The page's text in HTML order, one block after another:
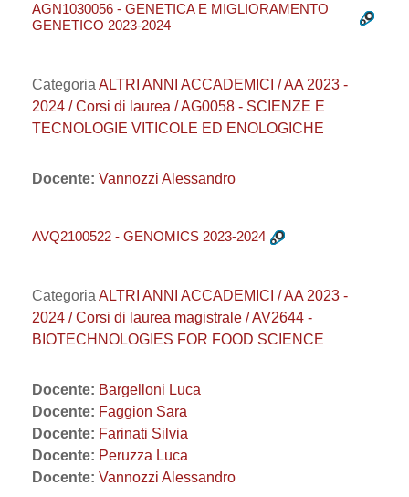
AGN1030056 - GENETICA E MIGLIORAMENTO
GENETICO 2023-2024
Categoria ALTRI ANNI ACCADEMICI / AA 2023 -
2024 / Corsi di laurea / AG0058 - SCIENZE E
TECNOLOGIE VITICOLE ED ENOLOGICHE
Docente: Vannozzi Alessandro
AVQ2100522 - GENOMICS 2023-2024
Categoria ALTRI ANNI ACCADEMICI / AA 2023 -
2024 / Corsi di laurea magistrale / AV2644 -
BIOTECHNOLOGIES FOR FOOD SCIENCE
Docente: Bargelloni Luca
Docente: Faggion Sara
Docente: Farinati Silvia
Docente: Peruzza Luca
Docente: Vannozzi Alessandro